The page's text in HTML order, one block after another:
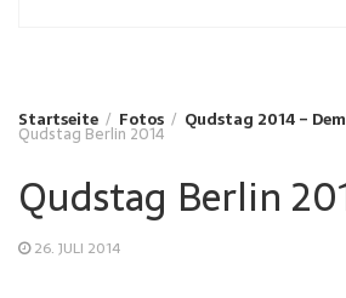
Startseite Fotos Qudstag 2014 –
Qudstag Berlin 2014
Qudstag Berlin
26. JULI 2014